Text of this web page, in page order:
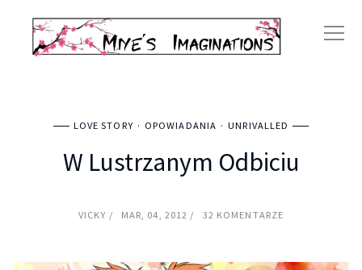
LOVE STORY OPOWIADANIA UNRIVALLED
W Lustrzanym Odbiciu
VICKY MAR, 04, 2012 32 KOMENTARZE